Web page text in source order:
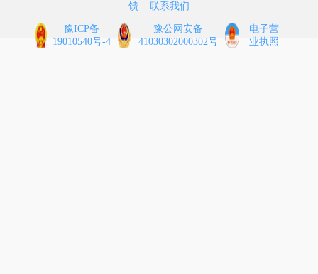
馈
联系我们
豫ICP备
19010540号-4
豫公网安备
41030302000302号
电子营
业执照